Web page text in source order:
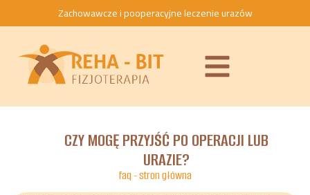
Zachowawcze i pooperacyjne leczenie urazów
CZY MOGĘ PRZYJŚĆ PO OPERACJI LUB
URAZIE?
faq - stron główna